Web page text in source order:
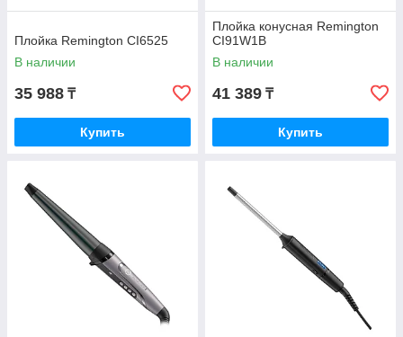
Плойка Remington CI6525
В наличии
35 988 ₸
Купить
Плойка конусная Remington
CI91W1B
В наличии
41 389 ₸
Купить